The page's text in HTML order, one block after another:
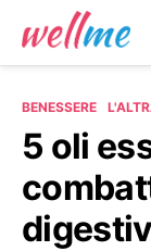
BENESSERE
5 oli